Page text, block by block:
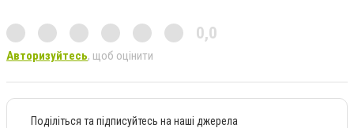
0,0
Авторизуйтесь, щоб оцінити
Поділіться та підписуйтесь на наші джерела